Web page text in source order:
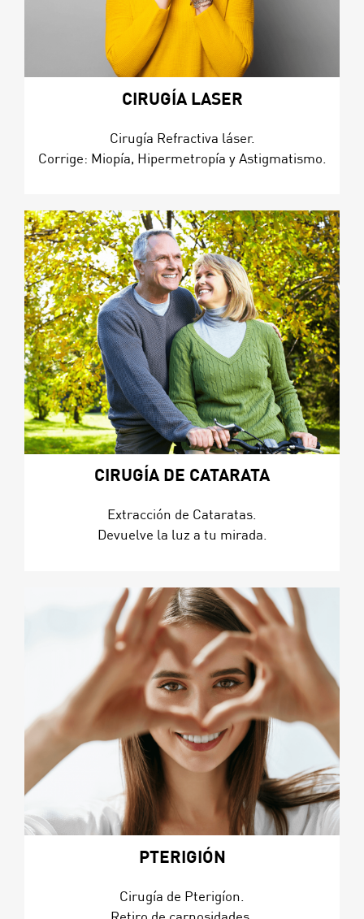
CIRUGÍA LASER
Cirugía Refractiva láser.
Corrige: Miopía, Hipermetropía y Astigmatismo.
CIRUGÍA DE CATARATA
Extracción de Cataratas.
Devuelve la luz a tu mirada.
PTERIGIÓN
Cirugía de Pterigíon.